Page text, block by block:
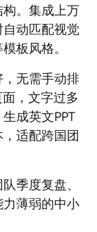
。集成上万
动匹配视觉
板风格。
无需手动排
，文字过多
成英文PPT
适配跨国团
季度复盘、
薄弱的中小